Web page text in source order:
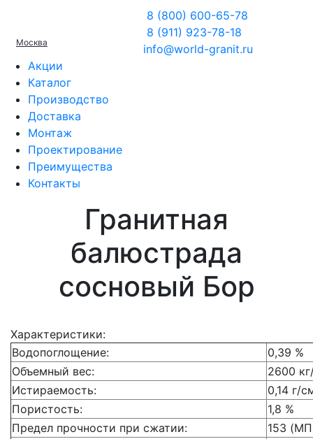
Москва
8 (800) 600-65-78
8 (911) 923-78-18
info@world-granit.ru
Акции
Каталог
Производство
Доставка
Монтаж
Проектирование
Преимущества
Контакты
Гранитная
балюстрада
сосновый Бор
Характеристики:
Водопоглощение:
0,39 %
Объемный вес:
2600
Истираемость:
0,14 г/
Пористость:
1,8 %
Предел прочности при сжатии:
153